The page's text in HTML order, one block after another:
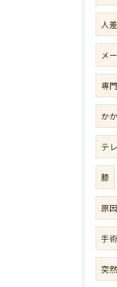
人
メ
専門
か
テ
膝
原因
手術
突然